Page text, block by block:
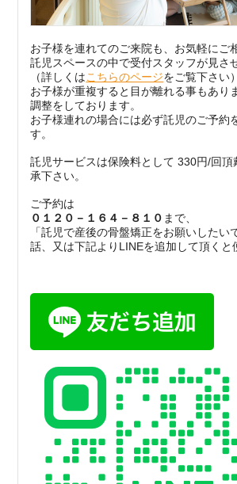
お子様を連れてのご来院も、お気軽にご
託児スペースの中で受付スタッフが見さ
（詳しくはこちらのページをご覧下さい）
お子様が重複すると目が離れる事もあり
調整をしております。
お子様連れの場合には必ず託児のご予約
す。
託児サービスは保険料として 330円/回頂
承下さい。
ご予約は
０１２０－１６４－８１０ まで、
「託児で産後の骨盤矯正をお願いしたい
話、又は下記よりLINEを追加して頂くと